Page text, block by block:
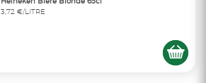
Heineken Bière Blonde 65cl
3,72 €/LITRE